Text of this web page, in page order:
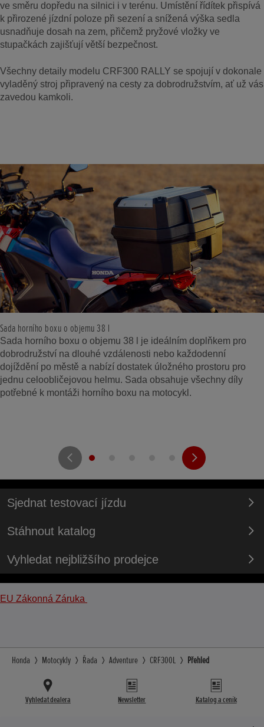
ve směru dopředu na silnici i v terénu. Umístění řídítek přispívá
k přirozené jízdní poloze při sezení a snížená výška sedla
usnadňuje dosah na zem, přičemž pryžové vložky ve
stupačkách zajišťují větší bezpečnost.
Všechny detaily modelu CRF300 RALLY se spojují v dokonale
vyladěný stroj připravený na cesty za dobrodružstvím, ať už vás
zavedou kamkoli.
Sada horního boxu o objemu 38 l
Sada horního boxu o objemu 38 l je ideálním doplňkem pro
dobrodružství na dlouhé vzdálenosti nebo každodenní
dojíždění po městě a nabízí dostatek úložného prostoru pro
jednu celoobličejovou helmu. Sada obsahuje všechny díly
potřebné k montáži horního boxu na motocykl.
Sjednat testovací jízdu
Stáhnout katalog
Vyhledat nejbližšího prodejce
EU Zákonná Záruka
Honda Motocykly Řada Adventure CRF300L Přehled
Vyhledat dealera Newsletter Katalog a ceník